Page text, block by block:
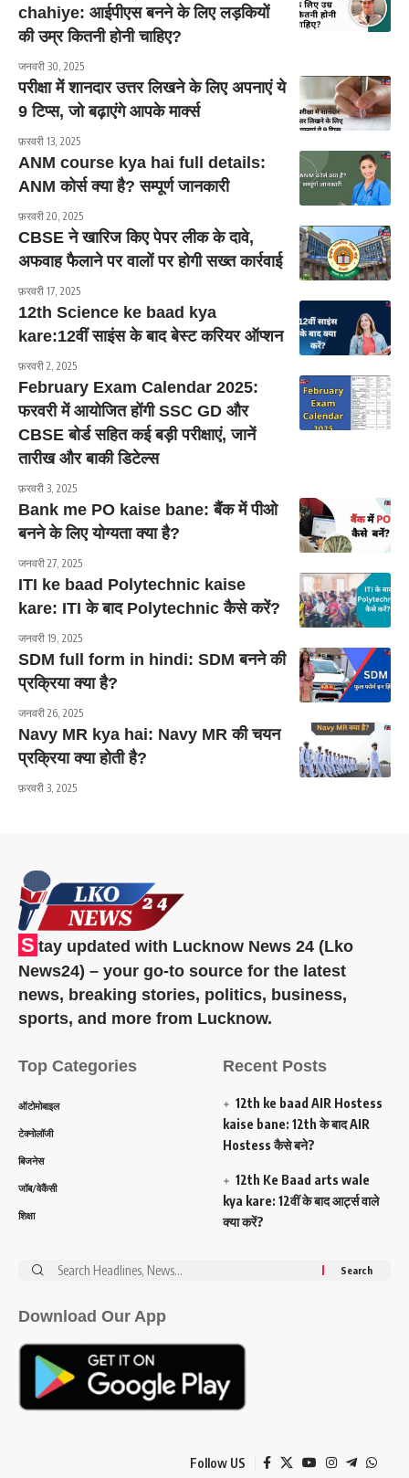
chahiye: आईपीएस बनने के लिए लड़कियों
की उम्र कितनी होनी चाहिए?
जनवरी 30, 2025
परीक्षा में शानदार उत्तर लिखने के लिए अपनाएं ये
9 टिप्स, जो बढ़ाएंगे आपके मार्क्स
फ़रवरी 13, 2025
ANM course kya hai full details:
ANM कोर्स क्या है? सम्पूर्ण जानकारी
फ़रवरी 20, 2025
CBSE ने खारिज किए पेपर लीक के दावे,
अफवाह फैलाने पर वालों पर होगी सख्त कार्रवाई
फ़रवरी 17, 2025
12th Science ke baad kya
kare:12वीं साइंस के बाद बेस्ट करियर ऑप्शन
फ़रवरी 2, 2025
February Exam Calendar 2025:
फरवरी में आयोजित होंगी SSC GD और
CBSE बोर्ड सहित कई बड़ी परीक्षाएं, जानें
तारीख और बाकी डिटेल्स
फ़रवरी 3, 2025
Bank me PO kaise bane: बैंक में पीओ
बनने के लिए योग्यता क्या है?
जनवरी 27, 2025
ITI ke baad Polytechnic kaise
kare: ITI के बाद Polytechnic कैसे करें?
जनवरी 19, 2025
SDM full form in hindi: SDM बनने की
प्रक्रिया क्या है?
जनवरी 26, 2025
Navy MR kya hai: Navy MR की चयन
प्रक्रिया क्या होती है?
फ़रवरी 3, 2025
S tay updated with Lucknow News 24 (Lko
News24) – your go-to source for the latest
news, breaking stories, politics, business,
sports, and more from Lucknow.
Top Categories
ऑटोमोबाइल
टेक्नोलॉजी
बिजनेस
जॉब/वेकैंसी
शिक्षा
Recent Posts
12th ke baad AIR Hostess
kaise bane: 12th के बाद AIR
Hostess कैसे बने?
12th Ke Baad arts wale
kya kare: 12वीं के बाद आर्ट्स वाले
क्या करें?
Search
Download Our App
Follow US